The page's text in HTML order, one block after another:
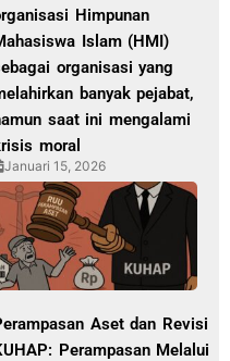
Himpunan
Islam (HMI)
organisasi yang
banyak pejabat,
saat ini mengalami
moral
Januari 15, 2026
Aset dan Revisi
Perampasan Melalui